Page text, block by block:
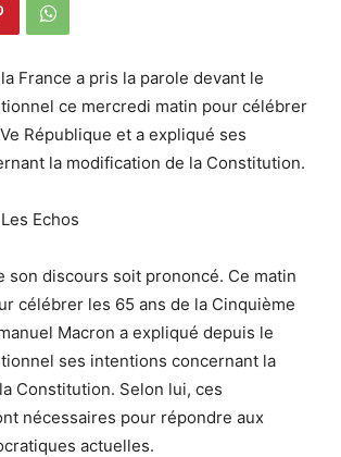
France a pris la parole devant le
ce mercredi matin pour célébrer
République et a expliqué ses
la modification de la Constitution.
Echos
son discours soit prononcé. Ce matin
célébrer les 65 ans de la Cinquième
Macron a expliqué depuis le
ses intentions concernant la
Constitution. Selon lui, ces
nécessaires pour répondre aux
actuelles.